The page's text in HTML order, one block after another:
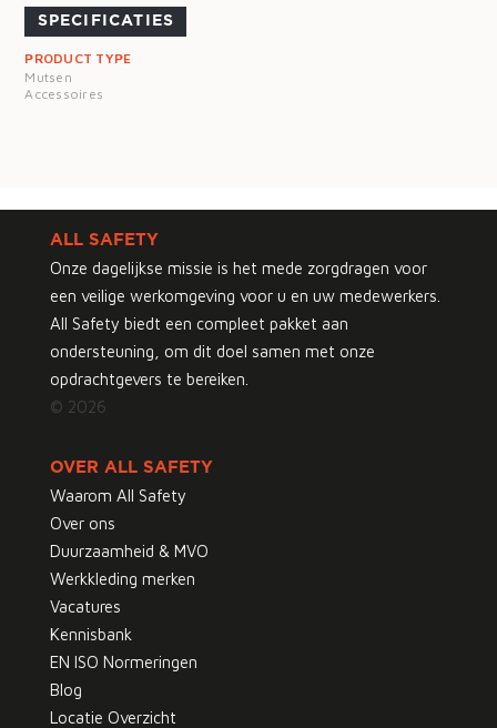
SPECIFICATIES
PRODUCT TYPE
Mutsen
Accessoires
ALL SAFETY
Onze dagelijkse missie is het mede zorgdragen voor
een veilige werkomgeving voor u en uw medewerkers.
All Safety biedt een compleet pakket aan
ondersteuning, om dit doel samen met onze
opdrachtgevers te bereiken.
© 2026
OVER ALL SAFETY
Waarom All Safety
Over ons
Duurzaamheid & MVO
Werkkleding merken
Vacatures
Kennisbank
EN ISO Normeringen
Blog
Locatie Overzicht